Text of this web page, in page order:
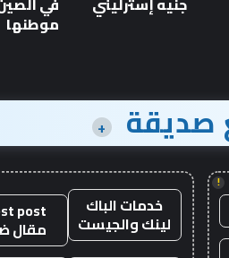
موطنها
صديقة +
!
خدمات الباك
لينك والجيست post
مقال